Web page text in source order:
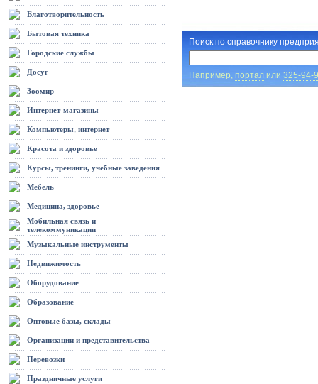
Благотворительность
Бытовая техника
Городские службы
Досуг
Зоомир
Интернет-магазины
Компьютеры, интернет
Красота и здоровье
Курсы, тренинги, учебные заведения
Мебель
Медицина, здоровье
Мобильная связь и
телекоммуникации
Музыкальные инструменты
Недвижимость
Оборудование
Образование
Оптовые базы, склады
Организации и представительства
Перевозки
Праздничные услуги
Поиск по справочнику
Например, порталили 325-94-